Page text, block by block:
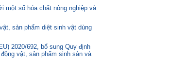
một số hóa chất nông nghiệp và
sản phẩm diệt sinh vật dùng
2020/692, bổ sung Quy định
vật, sản phẩm sinh sản và